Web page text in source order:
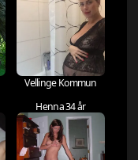
Vellinge Kommun
Henna 34 år